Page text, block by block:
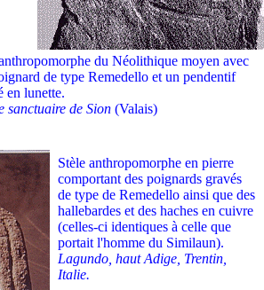
du Néolithique moyen avec
de type Remedello et un pendentif
en lunette.
sanctuaire de Sion (Valais)
Stèle anthropomorphe en pierre
comportant des poignards gravés
de type de Remedello ainsi que des
hallebardes et des haches en cuivre
(celles-ci identiques à celle que
portait l'homme du Similaun).
Lagundo, haut Adige, Trentin,
Italie.